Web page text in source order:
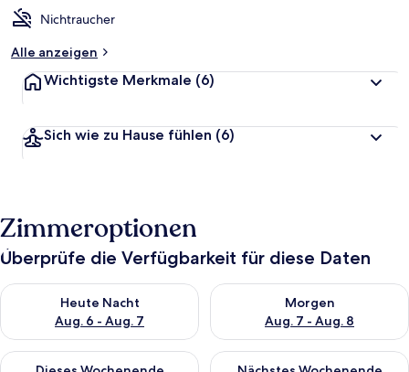
Nichtraucher
Alle anzeigen
Wichtigste Merkmale (6)
Sich wie zu Hause fühlen (6)
Zimmeroptionen
Überprüfe die Verfügbarkeit für diese Daten
Heute Nacht
Aug. 6 - Aug. 7
Überprüfe die Verfügbarkeit für heute Nacht, Aug. 6 - Aug. 7.
Morgen
Aug. 7 - Aug. 8
Überprüfe die Verfügbarkeit
Überprüfe die Verfügbarkeit für dieses Wochenende, Aug. 7
Überprüfe die Verfügbarkeit